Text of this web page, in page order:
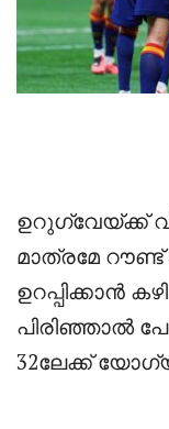
ഉറുഗ്വേയ്ക്ക്
മാത്രമേ
ഉറപ്പിക്കാൻ
പിരിഞ്ഞാൽ
32ലേക്ക്